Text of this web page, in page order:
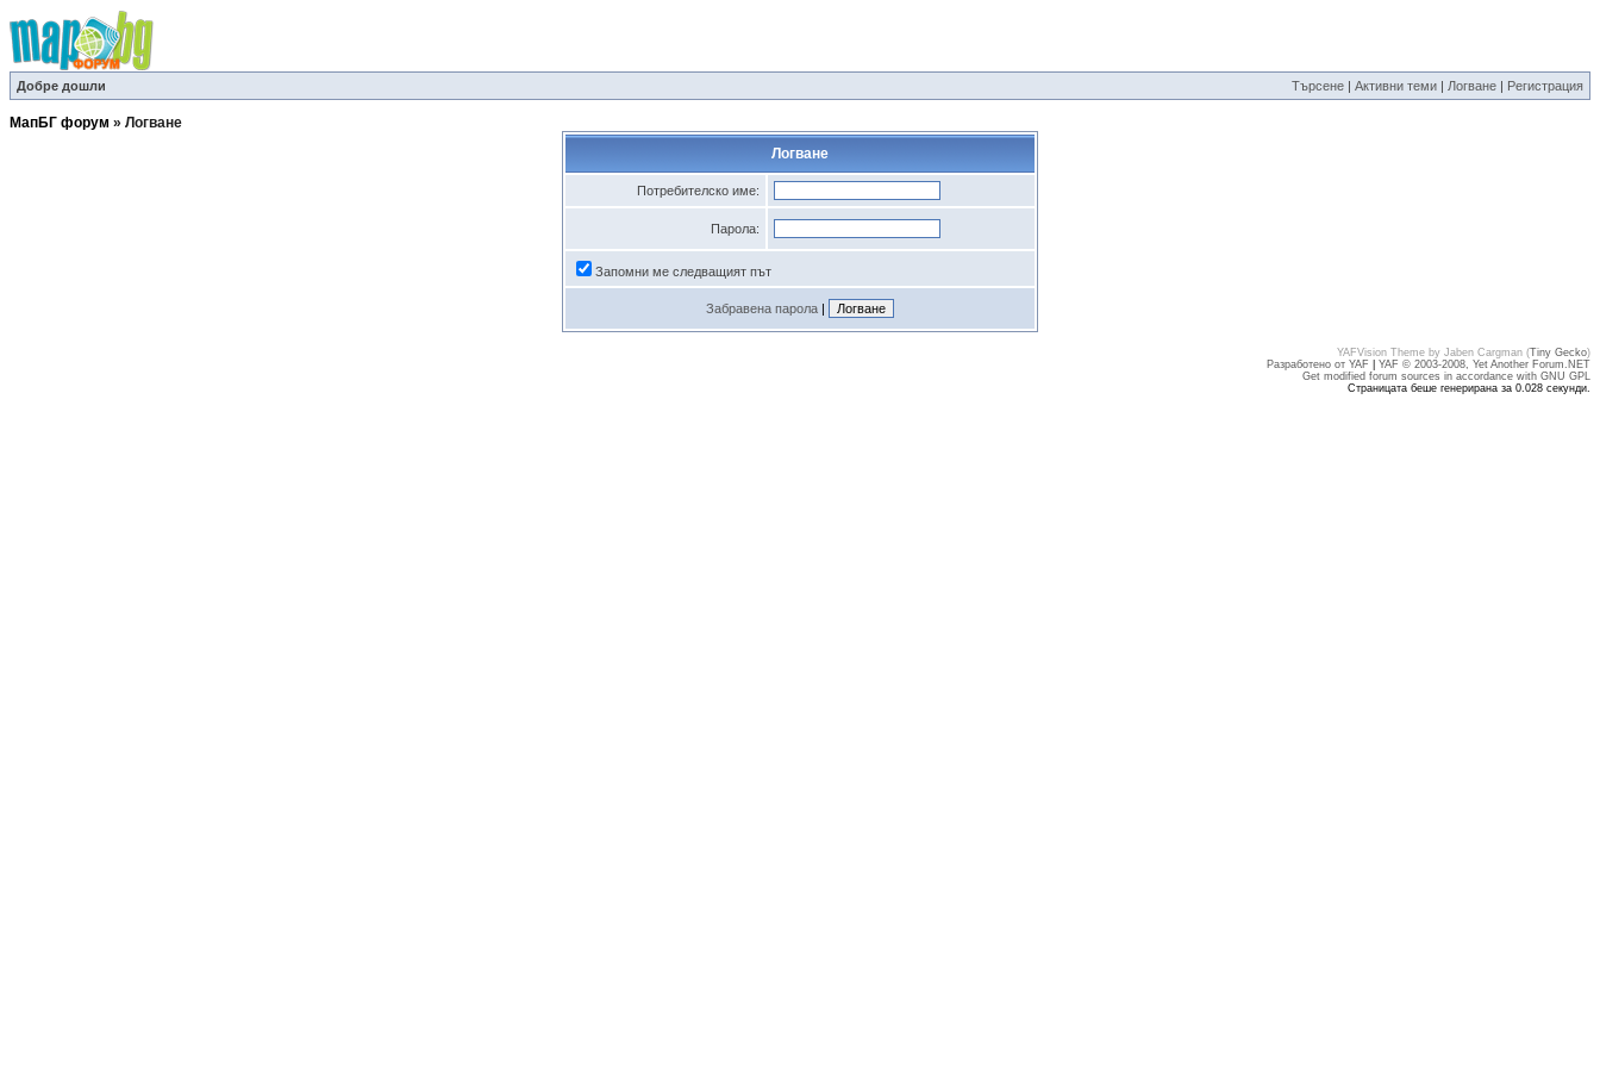
Добре дошли Търсене | Активни теми | Логване | Регистрация
МапБГ форум » Логване
Логване
Потребителско име:
Парола:
Запомни ме следващият път
Забравена парола |
YAFVision Theme by Jaben Cargman (Tiny Gecko)
Разработено от YAF
YAF © 2003-2008, Yet Another Forum.NET
Get modified forum sources in accordance with GNU GPL
Страницата беше генерирана за 0.028 секунди.